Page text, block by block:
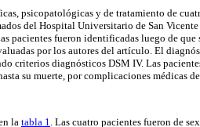
psicopatológicas y de tratamiento de
del Hospital Universitario de San
pacientes fueron identificadas luego de que
por los autores del artículo. El
criterios diagnósticos DSM IV. Las
su muerte, por complicaciones médicas
la tabla 1
. Las cuatro pacientes fueron de